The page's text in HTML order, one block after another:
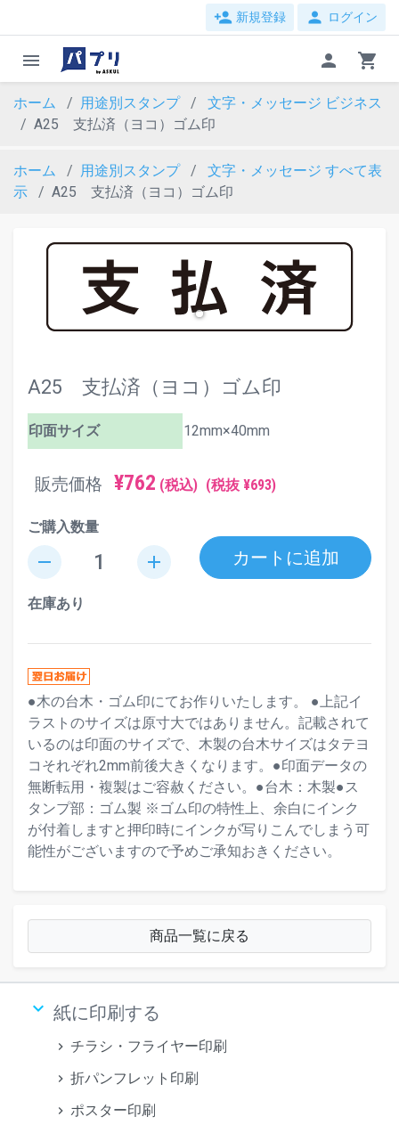
person_add 新規登録 person ログイン
menu person shopping_cart
ホーム 用途別スタンプ 文字・メッセージ ビジネス
A25 支払済（ヨコ）ゴム印
ホーム 用途別スタンプ 文字・メッセージ すべて表
示
A25 支払済（ヨコ）ゴム印
A25 支払済（ヨコ）ゴム印
印面サイズ 12mm×40mm
販売価格 ¥762 (税込) (税抜 ¥693)
ご購入数量
remove add カートに追加
在庫あり
●木の台木・ゴム印にてお作りいたします。 ●上記イ
ラストのサイズは原寸大ではありません。記載されて
いるのは印面のサイズで、木製の台木サイズはタテヨ
コそれぞれ2mm前後大きくなります。●印面データの
無断転用・複製はご容赦ください。●台木：木製●ス
タンプ部：ゴム製 ※ゴム印の特性上、余白にインク
が付着しますと押印時にインクが写りこんでしまう可
能性がございますので予めご承知おきください。
商品一覧に戻る
keyboard_arrow_down 紙に印刷する
チラシ・フライヤー印刷
折パンフレット印刷
ポスター印刷